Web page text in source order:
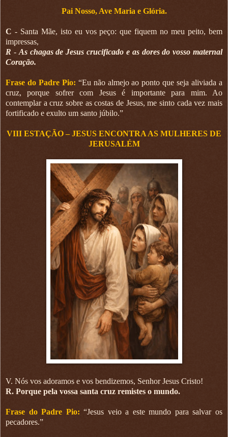
Pai Nosso, Ave Maria e Glória.
C - Santa Mãe, isto eu vos peço: que fiquem no meu peito, bem
impressas,
R - As chagas de Jesus crucificado e as dores do vosso maternal
Coração.
Frase do Padre Pio: “Eu não almejo ao ponto que seja aliviada a
cruz, porque sofrer com Jesus é importante para mim. Ao
contemplar a cruz sobre as costas de Jesus, me sinto cada vez mais
fortificado e exulto um santo júbilo.”
VIII ESTAÇÃO – JESUS ENCONTRA AS MULHERES DE
JERUSALÉM
V. Nós vos adoramos e vos bendizemos, Senhor Jesus Cristo!
R. Porque pela vossa santa cruz remistes o mundo.
Frase do Padre Pio: “Jesus veio a este mundo para salvar os
pecadores.”